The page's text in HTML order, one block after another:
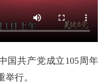
国共产党成立105周年
行。